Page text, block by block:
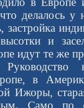
делалось у
застройка
и
идут те же
в
Ижоры,
Само по